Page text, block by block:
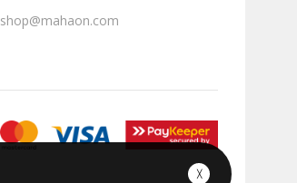
shop@mahaon.com
╳